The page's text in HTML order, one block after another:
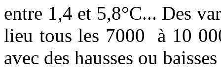
entre 1,4 et 5,8°C... Des
lieu tous les 7000 à 10
avec des hausses ou